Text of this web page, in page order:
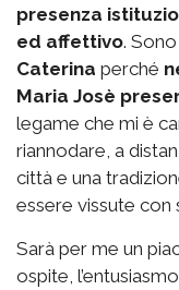
presenza
ed affettivo.
Caterina perché
Maria Josè
legame che mi è
riannodare, a
città e una
essere vissute con
Sarà per me un
ospite,